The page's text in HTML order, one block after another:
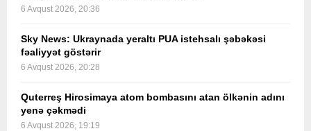
6 Avqust 2026, 20:36
Sky News: Ukraynada yeraltı PUA istehsalı şəbəkəsi
fəaliyyət göstərir
6 Avqust 2026, 20:28
Quterreş Hirosimaya atom bombasını atan ölkənin adını
yenə çəkmədi
6 Avqust 2026, 19:19